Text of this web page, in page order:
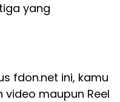
yang
fdon.net ini, kamu
maupun Reel